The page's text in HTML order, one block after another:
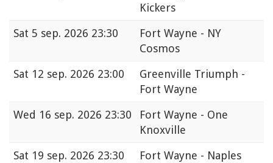
Kickers
Sat 5 sep. 2026 23:30
Fort Wayne - NY
Cosmos
Sat 12 sep. 2026 23:00
Greenville Triumph -
Fort Wayne
Wed 16 sep. 2026 23:30
Fort Wayne - One
Knoxville
Sat 19 sep. 2026 23:30
Fort Wayne - Naples